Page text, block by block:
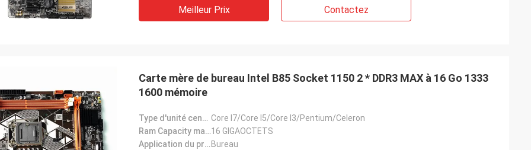
Meilleur Prix Contactez
Carte mère de bureau Intel B85 Socket 1150 2 * DDR3 MAX à 16 Go 1333
1600 mémoire
Type d'unité centrale de traitement: Core I7/Core I5/Core I3/Pentium/Celeron
Ram Capacity maximum:16 GIGAOCTETS
Application du projet: Bureau